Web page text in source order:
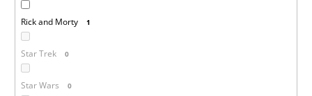
Rick and Morty 1
Star Trek 0
Star Wars 0